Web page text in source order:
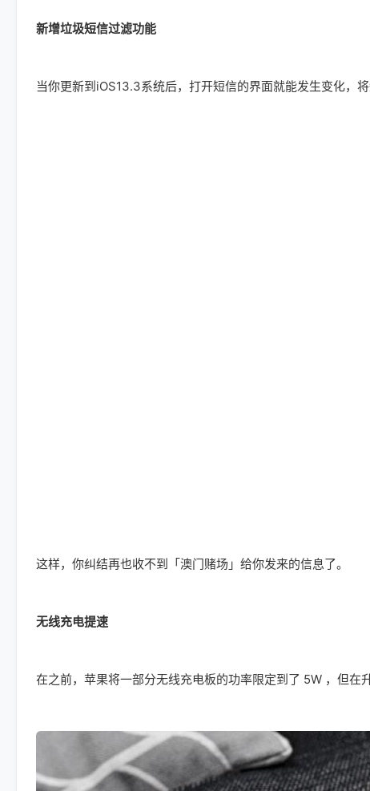
新增垃圾短信过滤功能
当你更新到iOS13.3系统后，打开短信的界面就能发生变化，
这样，你纠结再也收不到「澳门赌场」给你发来的信息了。
无线充电提速
在之前，苹果将一部分无线充电板的功率限定到了 5W ，但在